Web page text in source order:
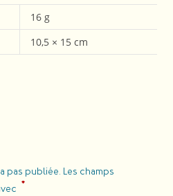
16 g
10,5 × 15 cm
pas publiée. Les champs
*